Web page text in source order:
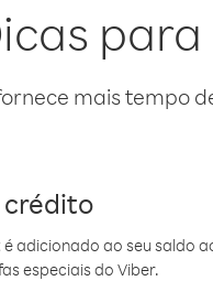
mais tempo
crédito
adicionado ao seu saldo
especiais do Viber.